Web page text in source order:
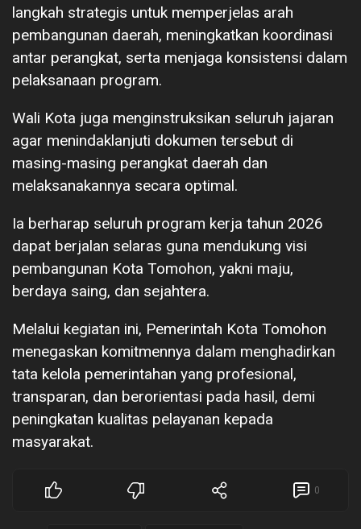
langkah strategis untuk memperjelas arah
pembangunan daerah, meningkatkan koordinasi
antar perangkat, serta menjaga konsistensi dalam
pelaksanaan program.
Wali Kota juga menginstruksikan seluruh jajaran
agar menindaklanjuti dokumen tersebut di
masing-masing perangkat daerah dan
melaksanakannya secara optimal.
Ia berharap seluruh program kerja tahun 2026
dapat berjalan selaras guna mendukung visi
pembangunan Kota Tomohon, yakni maju,
berdaya saing, dan sejahtera.
Melalui kegiatan ini, Pemerintah Kota Tomohon
menegaskan komitmennya dalam menghadirkan
tata kelola pemerintahan yang profesional,
transparan, dan berorientasi pada hasil, demi
peningkatan kualitas pelayanan kepada
masyarakat.
0